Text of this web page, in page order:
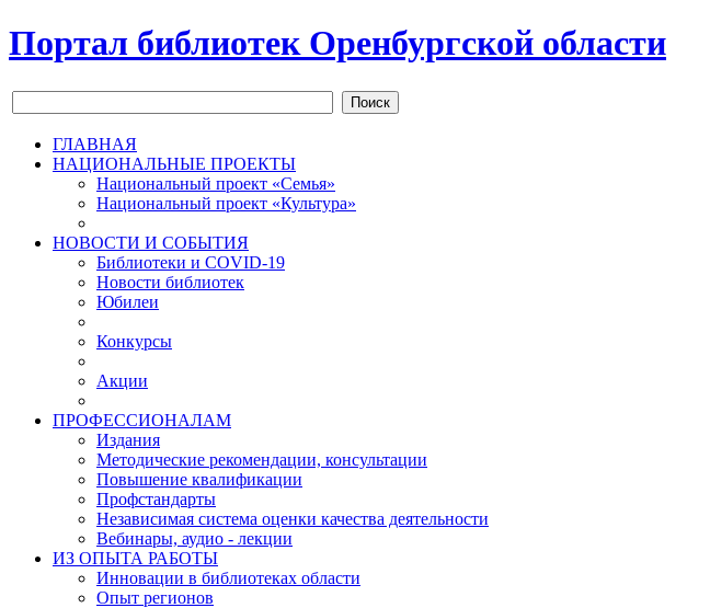
Портал библиотек Оренбургской области
Поиск
ГЛАВНАЯ
НАЦИОНАЛЬНЫЕ ПРОЕКТЫ
Национальный проект «Семья»
Национальный проект «Культура»
НОВОСТИ И СОБЫТИЯ
Библиотеки и COVID-19
Новости библиотек
Юбилеи
Конкурсы
Акции
ПРОФЕССИОНАЛАМ
Издания
Методические рекомендации, консультации
Повышение квалификации
Профстандарты
Независимая система оценки качества деятельности
Вебинары, аудио - лекции
ИЗ ОПЫТА РАБОТЫ
Инновации в библиотеках области
Опыт регионов